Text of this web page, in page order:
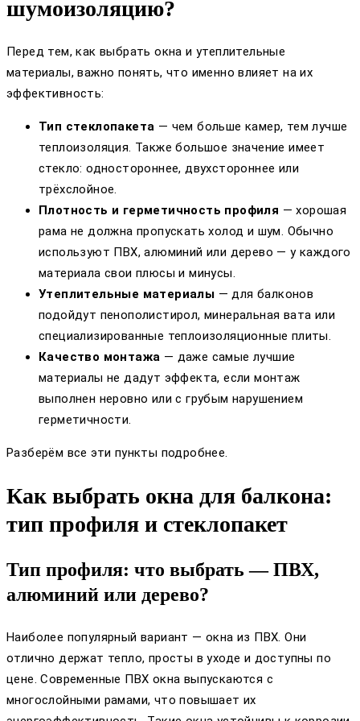
шумоизоляцию?
Перед тем, как выбрать окна и утеплительные
материалы, важно понять, что именно влияет на их
эффективность:
Тип стеклопакета — чем больше камер, тем лучше
теплоизоляция. Также большое значение имеет
стекло: одностороннее, двухстороннее или
трёхслойное.
Плотность и герметичность профиля — хорошая
рама не должна пропускать холод и шум. Обычно
используют ПВХ, алюминий или дерево — у каждого
материала свои плюсы и минусы.
Утеплительные материалы — для балконов
подойдут пенополистирол, минеральная вата или
специализированные теплоизоляционные плиты.
Качество монтажа — даже самые лучшие
материалы не дадут эффекта, если монтаж
выполнен неровно или с грубым нарушением
герметичности.
Разберём все эти пункты подробнее.
Как выбрать окна для балкона:
тип профиля и стеклопакет
Тип профиля: что выбрать — ПВХ,
алюминий или дерево?
Наиболее популярный вариант — окна из ПВХ. Они
отлично держат тепло, просты в уходе и доступны по
цене. Современные ПВХ окна выпускаются с
многослойными рамами, что повышает их